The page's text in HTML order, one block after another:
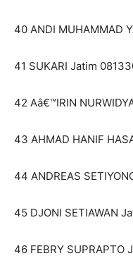
40 ANDI MUHAMMAD
41 SUKARI Jatim
42 Aâ€™IRIN
43 AHMAD HANIF
44 ANDREAS
45 DJONI SETIAWAN
46 FEBRY